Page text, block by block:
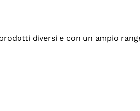
diversi e con un ampio